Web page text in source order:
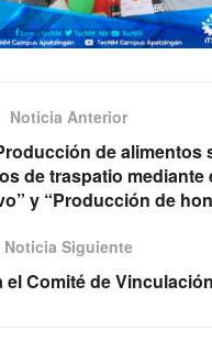
Noticia Anterior
de alimentos
de traspatio mediante
y “Producción de
Noticia Siguiente
el Comité de Vinculación